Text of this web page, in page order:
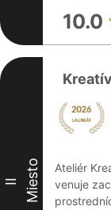
10.0
II Miesto
Ateliér
venuje